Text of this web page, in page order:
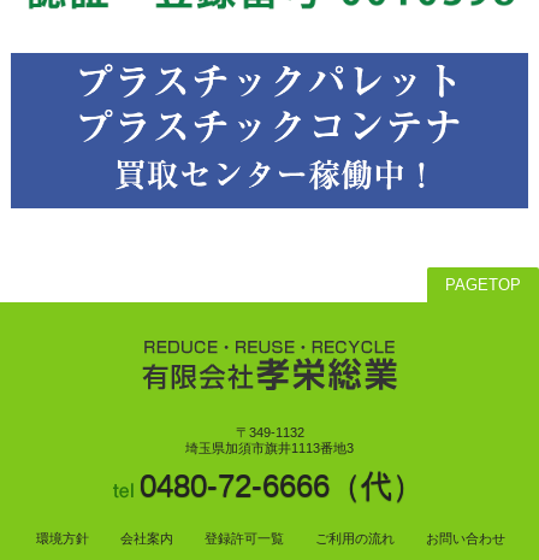
PAGETOP
〒349-1132
埼玉県加須市旗井1113番地3
0480-72-6666（代）
環境方針 会社案内 登録許可一覧 ご利用の流れ お問い合わせ